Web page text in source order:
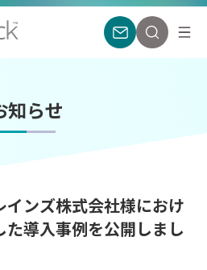
知らせ
ンズ株式会社様におけ
導入事例を公開しまし